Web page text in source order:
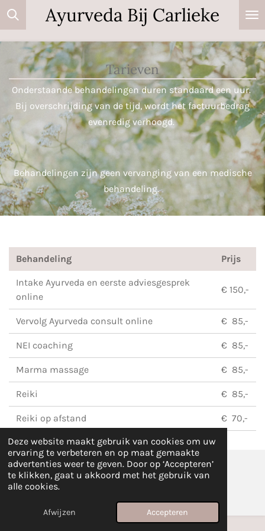
Deze website maakt gebruik van cookies om uw
ervaring te verbeteren en op maat gemaakte
advertenties weer te geven. Door op ‘Accepteren’
te klikken, gaat u akkoord met het gebruik van
alle cookies.
Afwijzen Accepteren
Ga
direct
naar
hoofdinhoud
Ayurveda Bij Carlieke
Tarieven
Onderstaande behandelingen duren standaard een uur.
Bij overschrijding van de tijd, wordt het factuurbedrag
evenredig verhoogd.
Behandelingen zijn geen vervanging van een medische
behandeling.
Behandeling Prijs
Intake Ayurveda en eerste adviesgesprek
online
€ 150,-
Vervolg Ayurveda consult online € 85,-
NEI coaching € 85,-
Marma massage € 85,-
Reiki € 85,-
Reiki op afstand € 70,-
© 2025 - 2026 Ayurveda Bij Carlieke
Powered byJouwWeb